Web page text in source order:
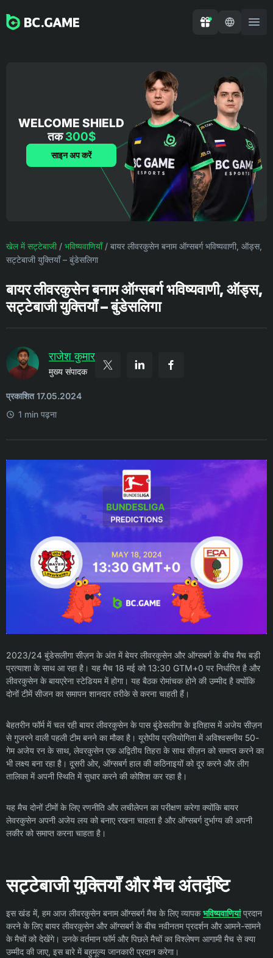
WELCOME SHIELD
तक300$
साइन अप करें
खेल में सट्टेबाजी/ भविष्यवाणियाँ/ बायर लीवरकुसेन बनाम ऑग्सबर्ग भविष्यवाणी, ऑड्स,
सट्टेबाजी युक्तियाँ – बुंडेसलिगा
बायर लीवरकुसेन बनाम ऑग्सबर्ग भविष्यवाणी, ऑड्स,
सट्टेबाजी युक्तियाँ – बुंडेसलिगा
राजेश कुमार
मुख्य संपादक
प्रकाशित 17.05.2024
1 min पढ़ना
2023/24 बुंडेसलीगा सीज़न के अंत में बेयर लीवरकुसेन और ऑग्सबर्ग के बीच मैच बड़ी
प्रत्याशा के साथ आ रहा है। यह मैच 18 मई को 13:30 GTM+0 पर निर्धारित है और
लीवरकुसेन के बायएरेना स्टेडियम में होगा। यह बैठक रोमांचक होने की उम्मीद है क्योंकि
दोनों टीमें सीजन का समापन शानदार तरीके से करना चाहती हैं।
बेहतरीन फॉर्म में चल रही बायर लीवरकुसेन के पास बुंडेसलीगा के इतिहास में अजेय सीज़न
से गुजरने वाली पहली टीम बनने का मौका है। यूरोपीय प्रतियोगिता में अविश्वसनीय 50-
गेम अजेय रन के साथ, लेवरकुसेन एक अद्वितीय तिहरा के साथ सीज़न को समाप्त करने का
भी लक्ष्य बना रहा है। दूसरी ओर, ऑग्सबर्ग हाल की कठिनाइयों को दूर करने और लीग
तालिका में अपनी स्थिति में सुधार करने की कोशिश कर रहा है।
यह मैच दोनों टीमों के लिए रणनीति और लचीलेपन का परीक्षण करेगा क्योंकि बायर
लेवरकुसेन अपनी अजेय लय को बनाए रखना चाहता है और ऑग्सबर्ग दुर्भाग्य की अपनी
लकीर को समाप्त करना चाहता है।
सट्टेबाजी युक्तियाँ और मैच अंतर्दृष्टि
इस खंड में, हम आज लीवरकुसेन बनाम ऑग्सबर्ग मैच के लिए व्यापकभविष्यवाणियांप्रदान
करने के लिए बायर लीवरकुसेन और ऑग्सबर्ग के बीच नवीनतम प्रदर्शन और आमने-सामने
के मैचों को देखेंगे। उनके वर्तमान फॉर्म और पिछले मैचों का विश्लेषण आगामी मैच से क्या
उम्मीद की जाए, इस बारे में बहुमूल्य जानकारी प्रदान करेगा।